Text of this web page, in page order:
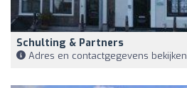
Schulting & Partners
Adres en contactgegevens bekijken